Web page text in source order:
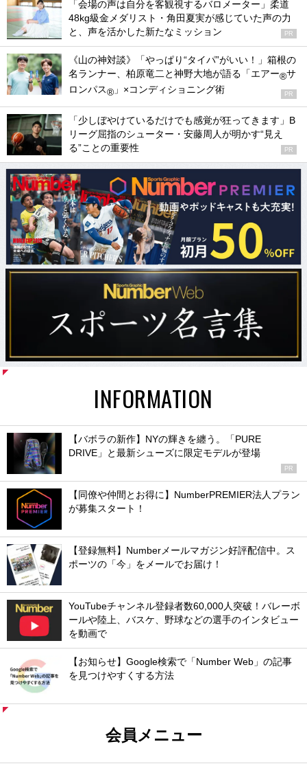
「会場の声は自分を客観視するバロメーター」柔道
48kg級金メダリスト・角田夏実が感じていた声の力
と、声を活かした新たなミッション
PR
《山の神対談》「やっぱり“タイパ”がいい！」箱根の
名ランナー、柏原竜二と神野大地が語る「エアー®サ
ロンパス® 」×コンディショニング術 PR
「少しぼやけているだけでも感覚が狂ってきます」B
リーグ屈指のシューター・安藤周人が明かす“見え
る”ことの重要性
PR
INFORMATION
【バボラの新作】NYの輝きを纏う。「PURE
DRIVE」と最新シューズに限定モデルが登場
PR
【同僚や仲間とお得に】NumberPREMIER法人プラン
が募集スタート！
【登録無料】Numberメールマガジン好評配信中。ス
ポーツの「今」をメールでお届け！
YouTubeチャンネル登録者数60,000人突破！バレーボ
ールや陸上、バスケ、野球などの選手のインタビュー
を動画で
【お知らせ】Google検索で「Number Web」の記事
を見つけやすくする方法
会員メニュー